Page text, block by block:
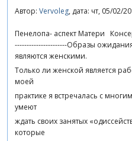
Автор: Vervoleg, дата: чт, 05/02/
Пенелопа- аспект Матери
----------------------Образы
являются женскими.
Только ли женской является
моей
практике я встречалась с
умеют
ждать своих занятых
которые